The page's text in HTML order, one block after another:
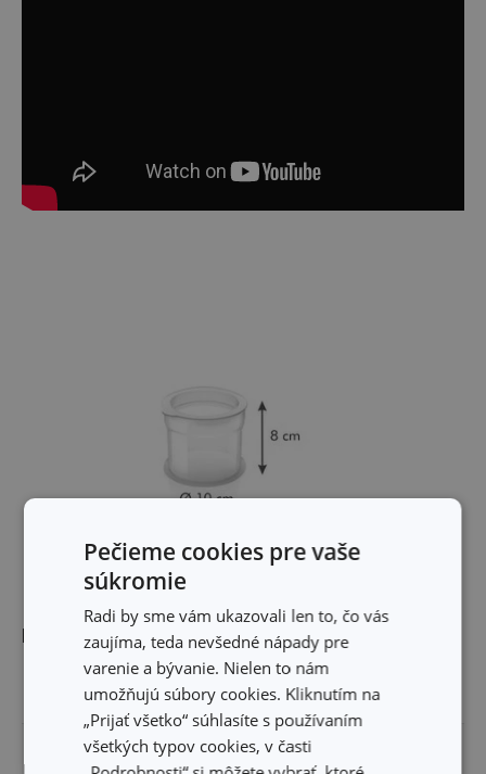
Rozmery
VÝŠKA PRODUKTU (CM)
PRIEMER (CM)
Pečieme cookies pre vaše
súkromie
Radi by sme vám ukazovali len to, čo vás
zaujíma, teda nevšedné nápady pre
varenie a bývanie. Nielen to nám
umožňujú súbory cookies. Kliknutím na
„Prijať všetko“ súhlasíte s používaním
všetkých typov cookies, v časti